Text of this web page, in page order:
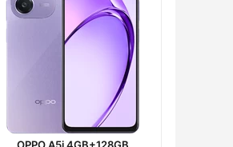
OPPO A5i 4GB+128GB